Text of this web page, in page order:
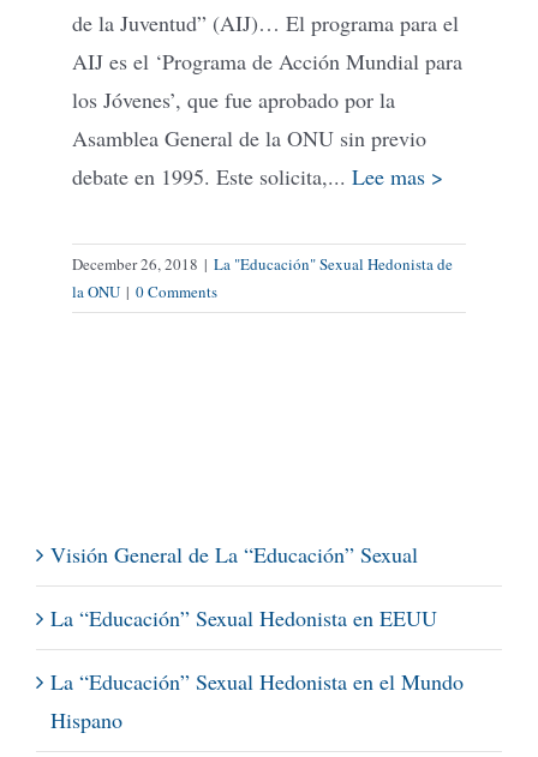
de la Juventud” (AIJ)… El programa para el
AIJ es el ‘Programa de Acción Mundial para
los Jóvenes’, que fue aprobado por la
Asamblea General de la ONU sin previo
debate en 1995. Este solicita,... Lee mas >
December 26, 2018 | La "Educación" Sexual Hedonista de
la ONU | 0 Comments
Visión General de La “Educación” Sexual
La “Educación” Sexual Hedonista en EEUU
La “Educación” Sexual Hedonista en el Mundo
Hispano